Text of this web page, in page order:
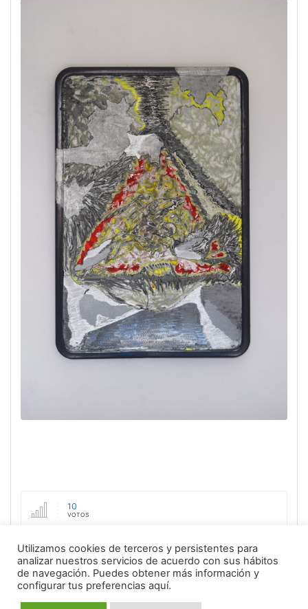
10
VOTOS
2,944
VISTAS
3 Years
DESDE ENVIO
Utilizamos cookies de terceros y persistentes para
analizar nuestros servicios de acuerdo con sus hábitos
de navegación. Puedes obtener más información y
configurar tus preferencias aquí.